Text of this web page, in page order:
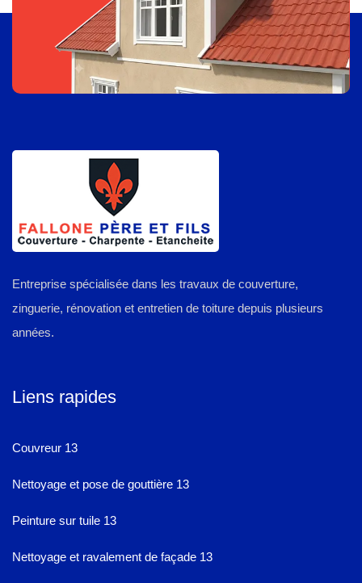
Entreprise spécialisée dans les travaux de couverture,
zinguerie, rénovation et entretien de toiture depuis plusieurs
années.
Liens rapides
Couvreur 13
Nettoyage et pose de gouttière 13
Peinture sur tuile 13
Nettoyage et ravalement de façade 13